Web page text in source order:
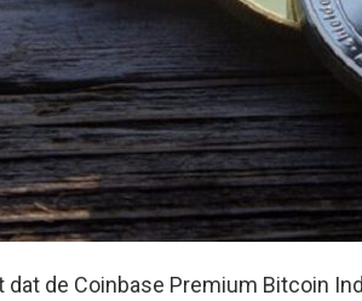
dat de Coinbase Premium Bitcoin